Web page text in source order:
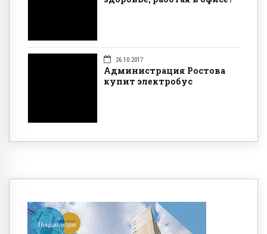
26.10.2017
Администрация Ростова
купит электробус